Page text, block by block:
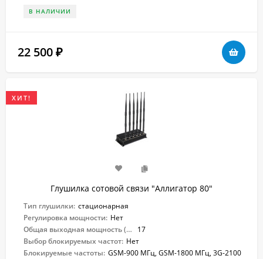
В НАЛИЧИИ
22 500 ₽
ХИТ!
Глушилка сотовой связи "Аллигатор 80"
Тип глушилки: стационарная
Регулировка мощности: Нет
Общая выходная мощность (Вт):
17
Выбор блокируемых частот: Нет
Блокируемые частоты: GSM-900 МГц, GSM-1800 МГц, 3G-2100